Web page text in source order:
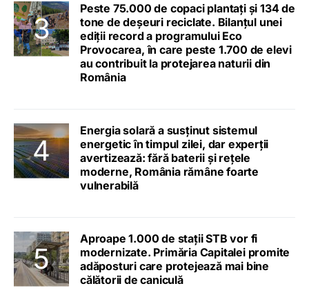
Peste 75.000 de copaci plantați și 134 de
tone de deșeuri reciclate. Bilanțul unei
ediții record a programului Eco
Provocarea, în care peste 1.700 de elevi
au contribuit la protejarea naturii din
România
Energia solară a susținut sistemul
energetic în timpul zilei, dar experții
avertizează: fără baterii și rețele
moderne, România rămâne foarte
vulnerabilă
Aproape 1.000 de stații STB vor fi
modernizate. Primăria Capitalei promite
adăposturi care protejează mai bine
călătorii de caniculă